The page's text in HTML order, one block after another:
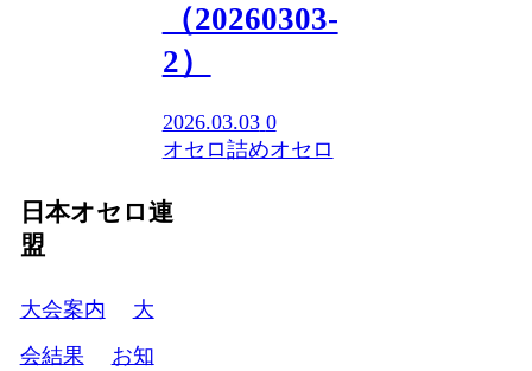
（20260303-
2）
2026.03.03 0
オセロ詰めオセロ
日本オセロ連
盟
大会案内
大
会結果
お知